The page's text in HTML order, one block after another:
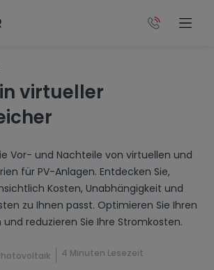
virtueller
Vor- und Nachteile von virtuellen und
für PV-Anlagen. Entdecken Sie,
Kosten, Unabhängigkeit und
zu Ihnen passt. Optimieren Sie Ihren
reduzieren Sie Ihre Stromkosten.
4 Minuten Lesezeit